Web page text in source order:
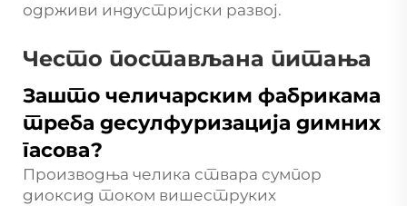
одрживи индустријски развој.
Често постављана питања
Зашто челичарским фабрикама
треба десулфуризација димних
гасова?
Производња челика ствара сумпор
диоксид током вишеструких